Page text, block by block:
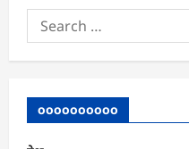
Search
for:
oooooooooo